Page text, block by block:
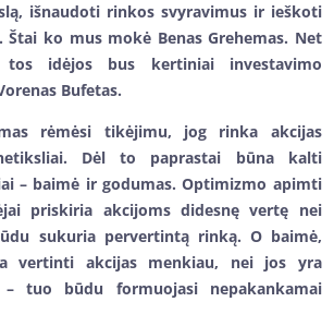
išnaudoti rinkos svyravimus ir ieškoti
Štai ko mus mokė Benas Grehemas. Net
idėjos bus kertiniai investavimo
Bufetas.
rėmėsi tikėjimu, jog rinka akcijas
Dėl to paprastai būna kalti
– baimė ir godumas. Optimizmo apimti
priskiria akcijoms didesnę vertę nei
sukuria pervertintą rinką. O baimė,
vertinti akcijas menkiau, nei jos yra
tuo būdu formuojasi nepakankamai